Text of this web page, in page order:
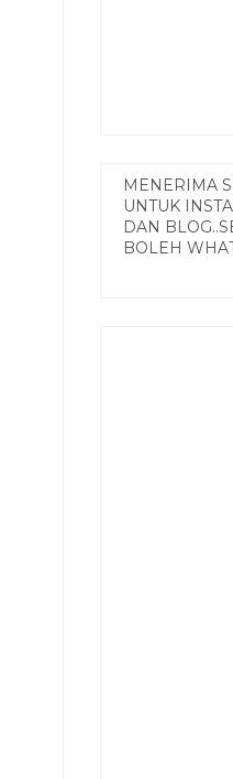
MENERIMA
UNTUK
DAN
BOLEH